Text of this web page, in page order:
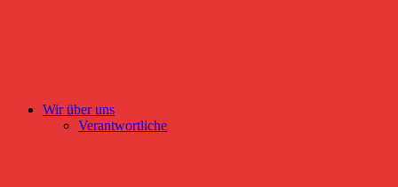
Wir über uns
Verantwortliche